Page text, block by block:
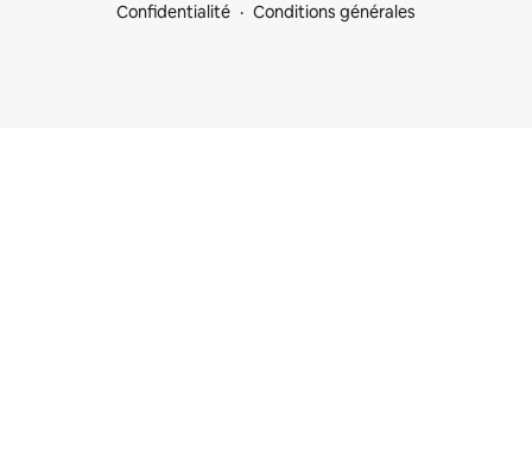
Confidentialité
Conditions générales